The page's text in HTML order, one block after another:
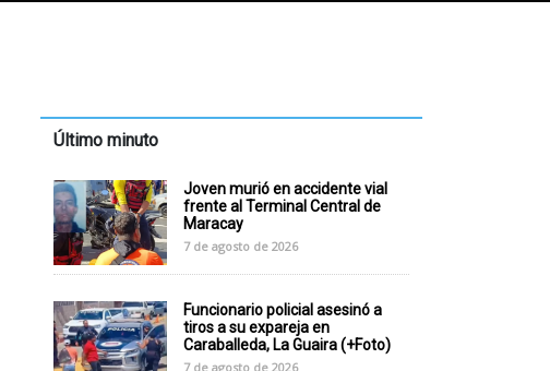
Último minuto
Joven murió en accidente vial
frente al Terminal Central de
Maracay
7 de agosto de 2026
Funcionario policial asesinó a
tiros a su expareja en
Caraballeda, La Guaira (+Foto)
7 de agosto de 2026